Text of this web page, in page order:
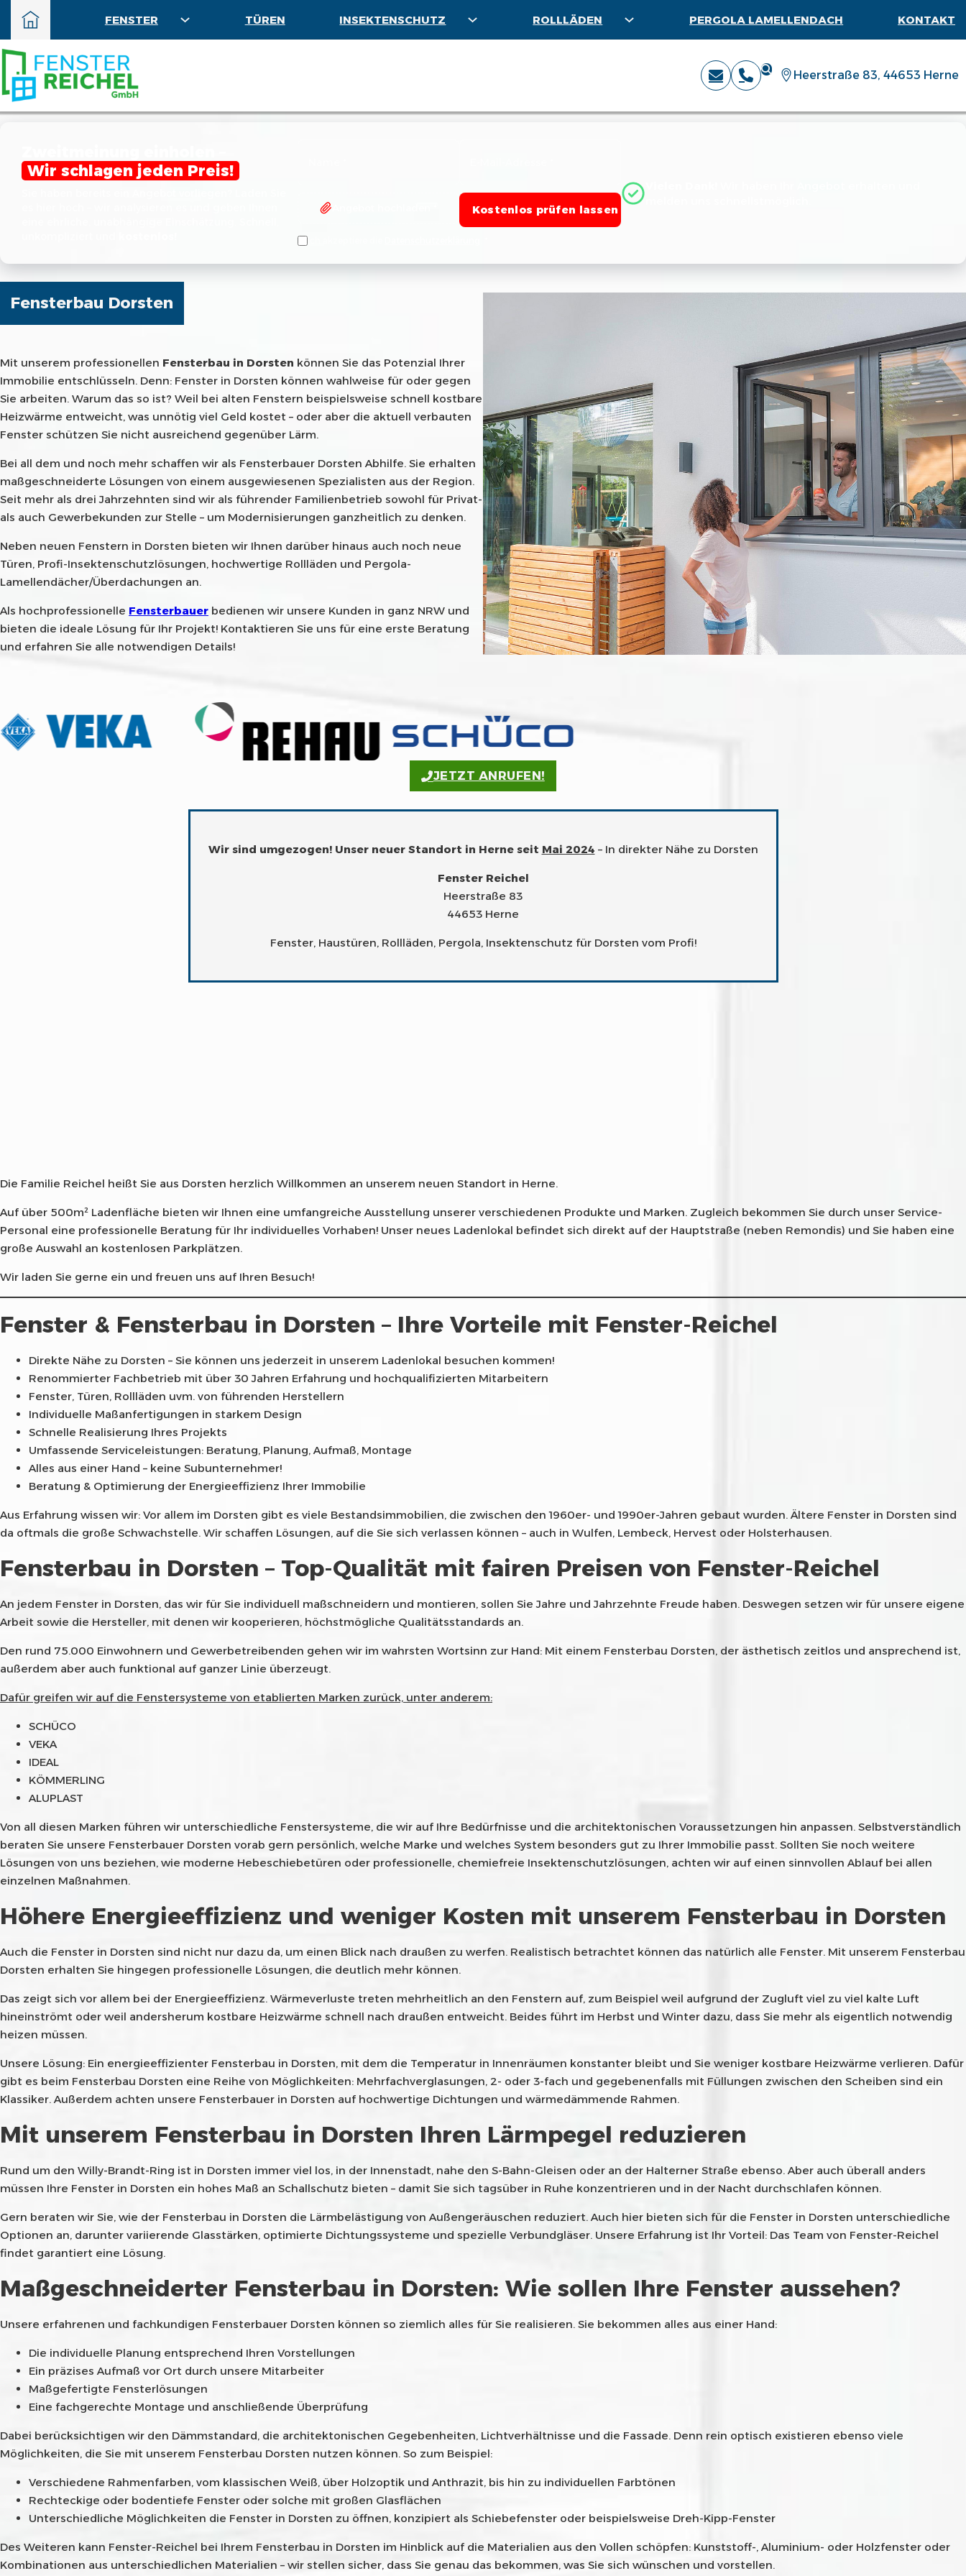
FENSTER TÜREN INSEKTENSCHUTZ ROLLLÄDEN PERGOLA LAMELLENDACH KONTAKT
Heerstraße 83, 44653 Herne
Wir schlagen jeden Preis!
Kostenlos prüfen lassen
Ich akzeptiere die
Fensterbau Dorsten
Mit unserem professionellen Fensterbau in Dorsten können Sie das Potenzial Ihrer
Immobilie entschlüsseln. Denn: Fenster in Dorsten können wahlweise für oder gegen
Sie arbeiten. Warum das so ist? Weil bei alten Fenstern beispielsweise schnell kostbare
Heizwärme entweicht, was unnötig viel Geld kostet – oder aber die aktuell verbauten
Fenster schützen Sie nicht ausreichend gegenüber Lärm.
Bei all dem und noch mehr schaffen wir als Fensterbauer Dorsten Abhilfe. Sie erhalten
maßgeschneiderte Lösungen von einem ausgewiesenen Spezialisten aus der Region.
Seit mehr als drei Jahrzehnten sind wir als führender Familienbetrieb sowohl für Privat-
als auch Gewerbekunden zur Stelle – um Modernisierungen ganzheitlich zu denken.
Neben neuen Fenstern in Dorsten bieten wir Ihnen darüber hinaus auch noch neue
Türen, Profi-Insektenschutzlösungen, hochwertige Rollläden und Pergola-
Lamellendächer/Überdachungen an.
Als hochprofessionelle Fensterbauer bedienen wir unsere Kunden in ganz NRW und
bieten die ideale Lösung für Ihr Projekt! Kontaktieren Sie uns für eine erste Beratung
und erfahren Sie alle notwendigen Details!
JETZT ANRUFEN!
Wir sind umgezogen! Unser neuer Standort in Herne seit Mai 2024 – In direkter Nähe zu Dorsten
Fenster Reichel
Heerstraße 83
44653 Herne
Fenster, Haustüren, Rollläden, Pergola, Insektenschutz für Dorsten vom Profi!
Die Familie Reichel heißt Sie aus Dorsten herzlich Willkommen an unserem neuen Standort in Herne.
Auf über 500m² Ladenfläche bieten wir Ihnen eine umfangreiche Ausstellung unserer verschiedenen Produkte und Marken. Zugleich bekommen Sie durch unser Service-
Personal eine professionelle Beratung für Ihr individuelles Vorhaben! Unser neues Ladenlokal befindet sich direkt auf der Hauptstraße (neben Remondis) und Sie haben eine
große Auswahl an kostenlosen Parkplätzen.
Wir laden Sie gerne ein und freuen uns auf Ihren Besuch!
Fenster & Fensterbau in Dorsten – Ihre Vorteile mit Fenster-Reichel
Direkte Nähe zu Dorsten – Sie können uns jederzeit in unserem Ladenlokal besuchen kommen!
Renommierter Fachbetrieb mit über 30 Jahren Erfahrung und hochqualifizierten Mitarbeitern
Fenster, Türen, Rollläden uvm. von führenden Herstellern
Individuelle Maßanfertigungen in starkem Design
Schnelle Realisierung Ihres Projekts
Umfassende Serviceleistungen: Beratung, Planung, Aufmaß, Montage
Alles aus einer Hand – keine Subunternehmer!
Beratung & Optimierung der Energieeffizienz Ihrer Immobilie
Aus Erfahrung wissen wir: Vor allem im Dorsten gibt es viele Bestandsimmobilien, die zwischen den 1960er- und 1990er-Jahren gebaut wurden. Ältere Fenster in Dorsten sind
da oftmals die große Schwachstelle. Wir schaffen Lösungen, auf die Sie sich verlassen können – auch in Wulfen, Lembeck, Hervest oder Holsterhausen.
Fensterbau in Dorsten – Top-Qualität mit fairen Preisen von Fenster-Reichel
An jedem Fenster in Dorsten, das wir für Sie individuell maßschneidern und montieren, sollen Sie Jahre und Jahrzehnte Freude haben. Deswegen setzen wir für unsere eigene
Arbeit sowie die Hersteller, mit denen wir kooperieren, höchstmögliche Qualitätsstandards an.
Den rund 75.000 Einwohnern und Gewerbetreibenden gehen wir im wahrsten Wortsinn zur Hand: Mit einem Fensterbau Dorsten, der ästhetisch zeitlos und ansprechend ist,
außerdem aber auch funktional auf ganzer Linie überzeugt.
Dafür greifen wir auf die Fenstersysteme von etablierten Marken zurück, unter anderem:
SCHÜCO
VEKA
IDEAL
KÖMMERLING
ALUPLAST
Von all diesen Marken führen wir unterschiedliche Fenstersysteme, die wir auf Ihre Bedürfnisse und die architektonischen Voraussetzungen hin anpassen. Selbstverständlich
beraten Sie unsere Fensterbauer Dorsten vorab gern persönlich, welche Marke und welches System besonders gut zu Ihrer Immobilie passt. Sollten Sie noch weitere
Lösungen von uns beziehen, wie moderne Hebeschiebetüren oder professionelle, chemiefreie Insektenschutzlösungen, achten wir auf einen sinnvollen Ablauf bei allen
einzelnen Maßnahmen.
Höhere Energieeffizienz und weniger Kosten mit unserem Fensterbau in Dorsten
Auch die Fenster in Dorsten sind nicht nur dazu da, um einen Blick nach draußen zu werfen. Realistisch betrachtet können das natürlich alle Fenster. Mit unserem Fensterbau
Dorsten erhalten Sie hingegen professionelle Lösungen, die deutlich mehr können.
Das zeigt sich vor allem bei der Energieeffizienz. Wärmeverluste treten mehrheitlich an den Fenstern auf, zum Beispiel weil aufgrund der Zugluft viel zu viel kalte Luft
hineinströmt oder weil andersherum kostbare Heizwärme schnell nach draußen entweicht. Beides führt im Herbst und Winter dazu, dass Sie mehr als eigentlich notwendig
heizen müssen.
Unsere Lösung: Ein energieeffizienter Fensterbau in Dorsten, mit dem die Temperatur in Innenräumen konstanter bleibt und Sie weniger kostbare Heizwärme verlieren. Dafür
gibt es beim Fensterbau Dorsten eine Reihe von Möglichkeiten: Mehrfachverglasungen, 2- oder 3-fach und gegebenenfalls mit Füllungen zwischen den Scheiben sind ein
Klassiker. Außerdem achten unsere Fensterbauer in Dorsten auf hochwertige Dichtungen und wärmedämmende Rahmen.
Mit unserem Fensterbau in Dorsten Ihren Lärmpegel reduzieren
Rund um den Willy-Brandt-Ring ist in Dorsten immer viel los, in der Innenstadt, nahe den S-Bahn-Gleisen oder an der Halterner Straße ebenso. Aber auch überall anders
müssen Ihre Fenster in Dorsten ein hohes Maß an Schallschutz bieten – damit Sie sich tagsüber in Ruhe konzentrieren und in der Nacht durchschlafen können.
Gern beraten wir Sie, wie der Fensterbau in Dorsten die Lärmbelästigung von Außengeräuschen reduziert. Auch hier bieten sich für die Fenster in Dorsten unterschiedliche
Optionen an, darunter variierende Glasstärken, optimierte Dichtungssysteme und spezielle Verbundgläser. Unsere Erfahrung ist Ihr Vorteil: Das Team von Fenster-Reichel
findet garantiert eine Lösung.
Maßgeschneiderter Fensterbau in Dorsten: Wie sollen Ihre Fenster aussehen?
Unsere erfahrenen und fachkundigen Fensterbauer Dorsten können so ziemlich alles für Sie realisieren. Sie bekommen alles aus einer Hand:
Die individuelle Planung entsprechend Ihren Vorstellungen
Ein präzises Aufmaß vor Ort durch unsere Mitarbeiter
Maßgefertigte Fensterlösungen
Eine fachgerechte Montage und anschließende Überprüfung
Dabei berücksichtigen wir den Dämmstandard, die architektonischen Gegebenheiten, Lichtverhältnisse und die Fassade. Denn rein optisch existieren ebenso viele
Möglichkeiten, die Sie mit unserem Fensterbau Dorsten nutzen können. So zum Beispiel:
Verschiedene Rahmenfarben, vom klassischen Weiß, über Holzoptik und Anthrazit, bis hin zu individuellen Farbtönen
Rechteckige oder bodentiefe Fenster oder solche mit großen Glasflächen
Unterschiedliche Möglichkeiten die Fenster in Dorsten zu öffnen, konzipiert als Schiebefenster oder beispielsweise Dreh-Kipp-Fenster
Des Weiteren kann Fenster-Reichel bei Ihrem Fensterbau in Dorsten im Hinblick auf die Materialien aus den Vollen schöpfen: Kunststoff-, Aluminium- oder Holzfenster oder
Kombinationen aus unterschiedlichen Materialien – wir stellen sicher, dass Sie genau das bekommen, was Sie sich wünschen und vorstellen.